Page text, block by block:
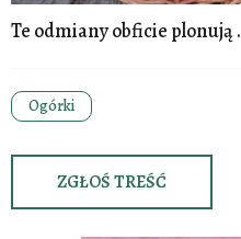
Te odmiany obficie plonują .
Ogórki
ZGŁOŚ TREŚĆ